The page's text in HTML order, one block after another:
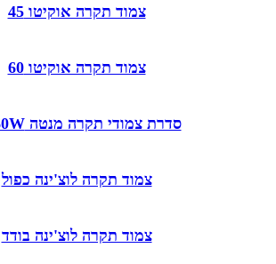
צמוד תקרה אוקיטו 45
צמוד תקרה אוקיטו 60
סדרת צמודי תקרה מנטה 40/60W
צמוד תקרה לוצ'ינה כפול
צמוד תקרה לוצ'ינה בודד